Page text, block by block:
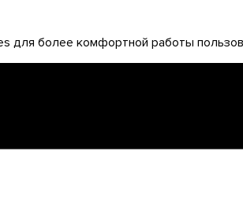
для более комфортной работы